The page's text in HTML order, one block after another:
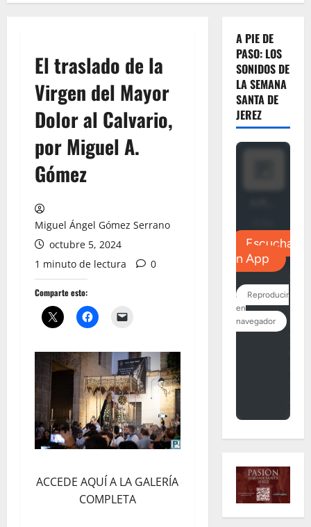
El traslado de la
Virgen del Mayor
Dolor al Calvario,
por Miguel A.
Gómez
Miguel Ángel Gómez Serrano
octubre 5, 2024
1 minuto de lectura
0
Comparte esto:
ACCEDE AQUÍ A LA GALERÍA
COMPLETA
A PIE DE
PASO: LOS
SONIDOS DE
LA SEMANA
SANTA DE
JEREZ